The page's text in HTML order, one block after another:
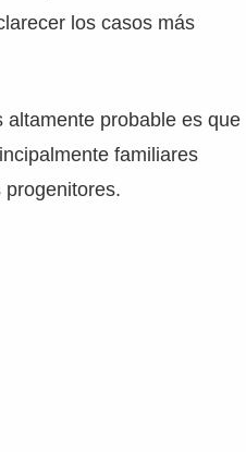
los casos más
probable es que
familiares